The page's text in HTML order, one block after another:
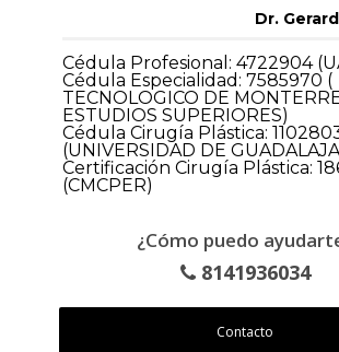
Dr.
Cédula Profesional: 4722904
Cédula Especialidad: 7585970 (
TECNOLOGICO DE
ESTUDIOS SUPERIORES)
Cédula Cirugía Plástica:
(UNIVERSIDAD DE
Certificación Cirugía Plástica:
(CMCPER)
¿Cómo puedo
8141936034
Contacto